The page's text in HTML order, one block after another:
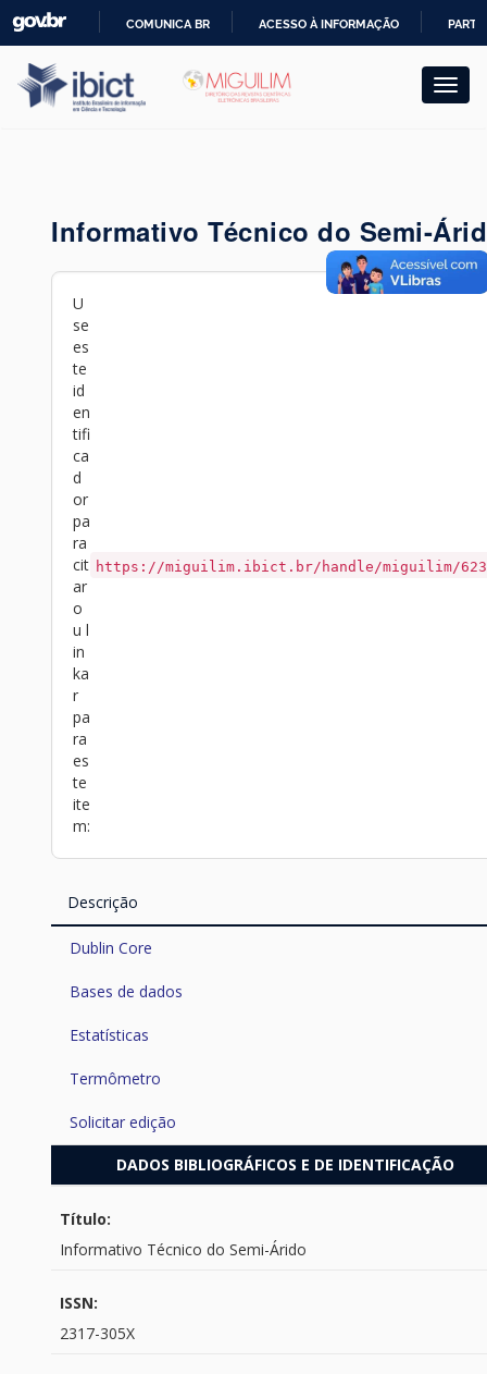
navigation
PARA
O
COMUNICA BR ACESSO À INFORMAÇÃO
Informativo Técnico do Semi-
U
se
es
te
id
en
tifi
ca
d
or
pa
ra
cit
ar
o
u l
in
ka
r
pa
ra
es
te
ite
m:
https://miguilim.ibict.br/handle/miguilim/
Descrição
Dublin Core
Bases de dados
Estatísticas
Termômetro
Solicitar edição
DADOS BIBLIOGRÁFICOS E DE IDENTIFICAÇÃO
Título:
Informativo Técnico do Semi-Árido
ISSN:
2317-305X